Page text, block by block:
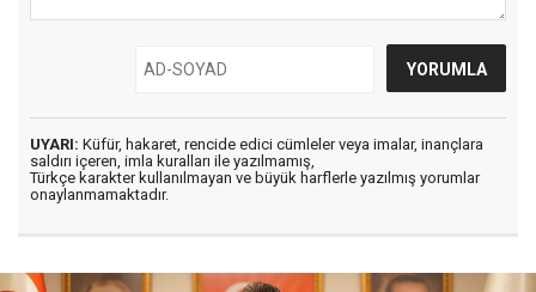
UYARI: Küfür, hakaret, rencide edici cümleler veya imalar, inançlara
saldırı içeren, imla kuralları ile yazılmamış,
Türkçe karakter kullanılmayan ve büyük harflerle yazılmış yorumlar
onaylanmamaktadır.